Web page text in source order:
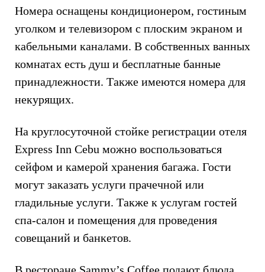
Номера оснащены кондиционером, гостиным
уголком и телевизором с плоским экраном и
кабельными каналами. В собственных ванных
комнатах есть душ и бесплатные банные
принадлежности. Также имеются номера для
некурящих.
На круглосуточной стойке регистрации отеля
Express Inn Cebu можно воспользоваться
сейфом и камерой хранения багажа. Гости
могут заказать услуги прачечной или
гладильные услуги. Также к услугам гостей
спа-салон и помещения для проведения
совещаний и банкетов.